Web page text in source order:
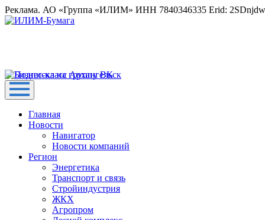
Реклама. АО «Группа «ИЛИМ» ИНН 7840346335 Erid:
Главная
Новости
Навигатор
Новости компаний
Регион
Энергетика
Транспорт и связь
Стройиндустрия
ЖКХ
Агропром